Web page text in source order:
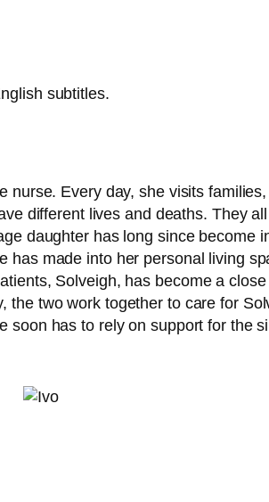
subtitles.
nur­se. Every day, she visits
dif­fe­rent lives and deaths. They
daugh­ter has long sin­ce beco­me
has made into her per­so­nal living
Solveigh, has beco­me a
the two work tog­e­ther to care for
soon has to rely on sup­port for the